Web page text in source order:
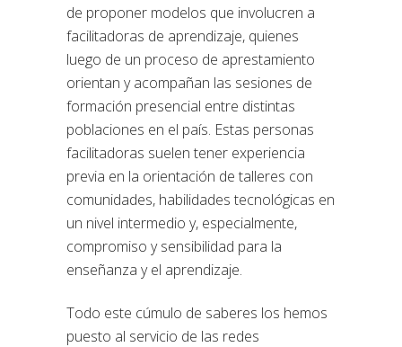
de proponer modelos que involucren a
facilitadoras de aprendizaje, quienes
luego de un proceso de aprestamiento
orientan y acompañan las sesiones de
formación presencial entre distintas
poblaciones en el país. Estas personas
facilitadoras suelen tener experiencia
previa en la orientación de talleres con
comunidades, habilidades tecnológicas en
un nivel intermedio y, especialmente,
compromiso y sensibilidad para la
enseñanza y el aprendizaje.
Todo este cúmulo de saberes los hemos
puesto al servicio de las redes